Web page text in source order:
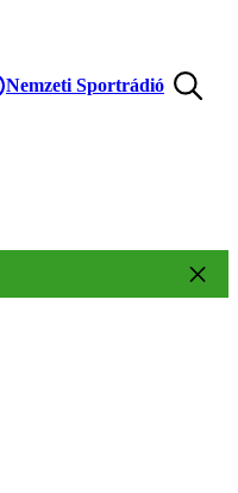
Nemzeti Sportrádió